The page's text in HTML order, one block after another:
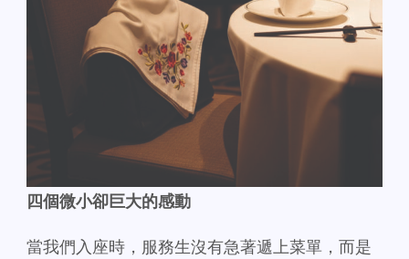
四個微小卻巨大的感動
當我們入座時，服務生沒有急著遞上菜單，而是